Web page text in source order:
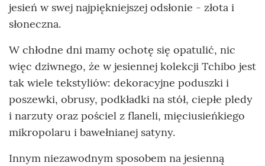
jesień w swej najpiękniejszej odsłonie - złota i
słoneczna.
W chłodne dni mamy ochotę się opatulić, nic
więc dziwnego, że w jesiennej kolekcji Tchibo jest
tak wiele tekstyliów: dekoracyjne poduszki i
poszewki, obrusy, podkładki na stół, ciepłe pledy
i narzuty oraz pościel z flaneli, mięciusieńkiego
mikropolaru i bawełnianej satyny.
Innym niezawodnym sposobem na jesienną